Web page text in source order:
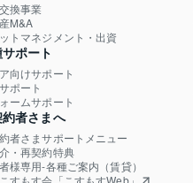
換事業
M&A
トマネジメント・出資
ポート
向けサポート
ポート
ームサポート
約者さまへ
者さまサポートメニュー
・再契約特典
様専用-各種ご案内（賃貸）
すもす会「こすもすWeb」